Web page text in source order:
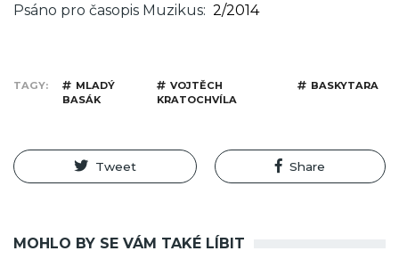
Psáno pro časopis Muzikus 2/2014
TAGY
MLADÝ
BASÁK
VOJTĚCH
KRATOCHVÍLA
BASKYTARA
Tweet Share
MOHLO BY SE VÁM TAKÉ LÍBIT